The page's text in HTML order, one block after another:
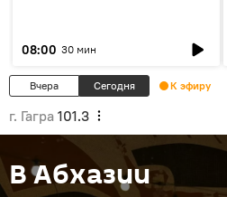
08:00 30 мин
Вчера Сегодня К эфиру
г. Гагра 101.3
В Абхазии